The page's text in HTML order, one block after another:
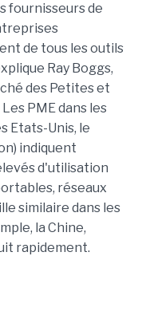
fournisseurs de
de tous les outils
Ray Boggs,
des Petites et
PME dans les
Etats-Unis, le
indiquent
d'utilisation
réseaux
similaire dans les
la Chine,
rapidement.